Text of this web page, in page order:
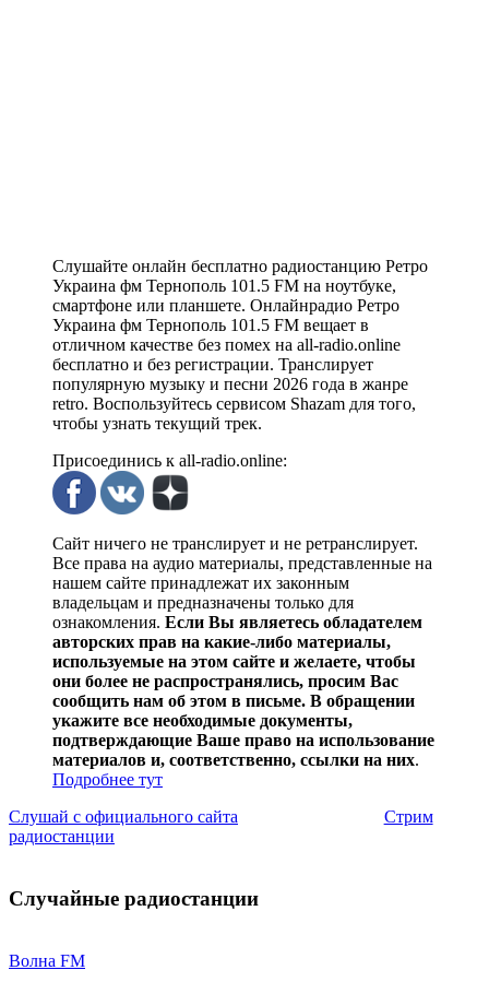
Слушайте онлайн бесплатно радиостанцию Ретро
Украина фм Тернополь 101.5 FM на ноутбуке,
смартфоне или планшете. Онлайнрадио Ретро
Украина фм Тернополь 101.5 FM вещает в
отличном качестве без помех на all-radio.online
бесплатно и без регистрации. Транслирует
популярную музыку и песни 2026 года в жанре
retro. Воспользуйтесь сервисом Shazam для того,
чтобы узнать текущий трек.
Присоединись к all-radio.online:
Сайт ничего не транслирует и не ретранслирует.
Все права на аудио материалы, представленные на
нашем сайте принадлежат их законным
владельцам и предназначены только для
ознакомления. Если Вы являетесь обладателем
авторских прав на какие-либо материалы,
используемые на этом сайте и желаете, чтобы
они более не распространялись, просим Вас
сообщить нам об этом в письме. В обращении
укажите все необходимые документы,
подтверждающие Ваше право на использование
материалов и, соответственно, ссылки на них.
Подробнее тут
Слушай с официального сайта
Стрим
радиостанции
Случайные радиостанции
Волна FM